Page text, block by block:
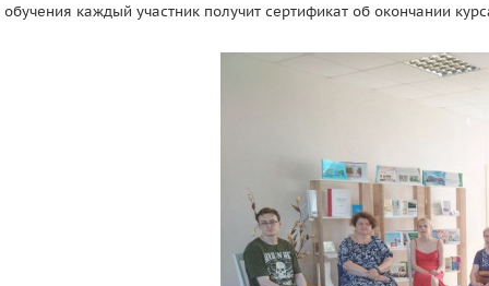
обучения каждый участник получит сертификат об окончании